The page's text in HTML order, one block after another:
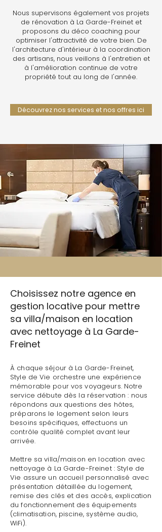
Nous supervisons également vos projets
de rénovation à La Garde-Freinet et
proposons du déco coaching pour
optimiser l'attractivité de votre bien. De
l'architecture d'intérieur à la coordination
des artisans, nous veillons à l'entretien et
à l'amélioration continue de votre
propriété tout au long de l'année.
Découvrez nos services et nos offres ici
Choisissez notre agence en
gestion locative pour mettre
sa villa/maison en location
avec nettoyage à La Garde-
Freinet
À chaque séjour à La Garde-Freinet,
Style de Vie orchestre une expérience
mémorable pour vos voyageurs. Notre
service débute dès la réservation : nous
répondons aux questions des hôtes,
préparons le logement selon leurs
besoins spécifiques, effectuons un
contrôle qualité complet avant leur
arrivée.
Mettre sa villa/maison en location avec
nettoyage à La Garde-Freinet : Style de
Vie assure un accueil personnalisé avec
présentation détaillée du logement,
remise des clés et des accès, explication
du fonctionnement des équipements
(climatisation, piscine, système audio,
WiFi).